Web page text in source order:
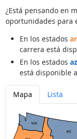
¿Está pensando en
oportunidades para
En los estados
carrera está
En los estados
está disponible
Mapa Lista